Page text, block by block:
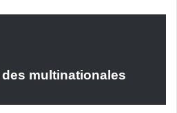
multinationales